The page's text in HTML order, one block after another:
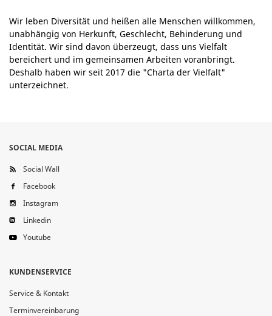
Wir leben Diversität und heißen alle Menschen willkommen,
unabhängig von Herkunft, Geschlecht, Behinderung und
Identität. Wir sind davon überzeugt, dass uns Vielfalt
bereichert und im gemeinsamen Arbeiten voranbringt.
Deshalb haben wir seit 2017 die "Charta der Vielfalt"
unterzeichnet.
SOCIAL MEDIA
Social Wall
Facebook
Instagram
Linkedin
Youtube
KUNDENSERVICE
Service & Kontakt
Terminvereinbarung